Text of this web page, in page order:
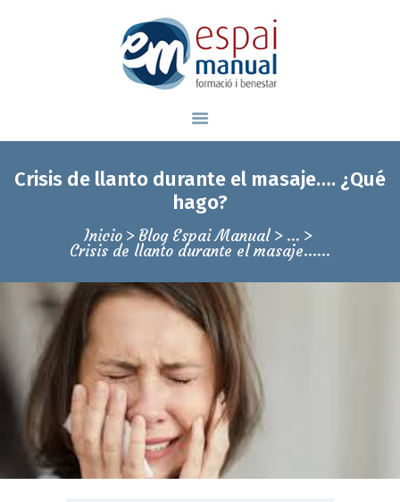
Crisis de llanto durante el masaje…. ¿Qué
hago?
Inicio Blog Espai Manual ...
Crisis de llanto durante el masaje…...
Espai Manual, formación y bienestar
ESCUELA DE MASAJE EN BARCELONA
INICIO
QUIÉNES SOMOS
ÁREA BIENESTAR
ÁREA FORMACIÓN
BLOG
CONTACTAR
93 139 46 79